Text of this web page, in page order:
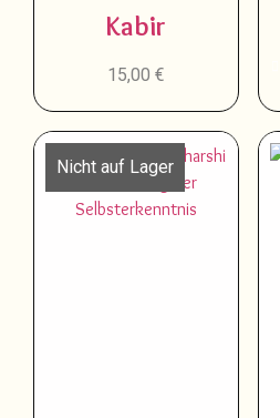
Kabir
15,00 €
Nicht auf Lager